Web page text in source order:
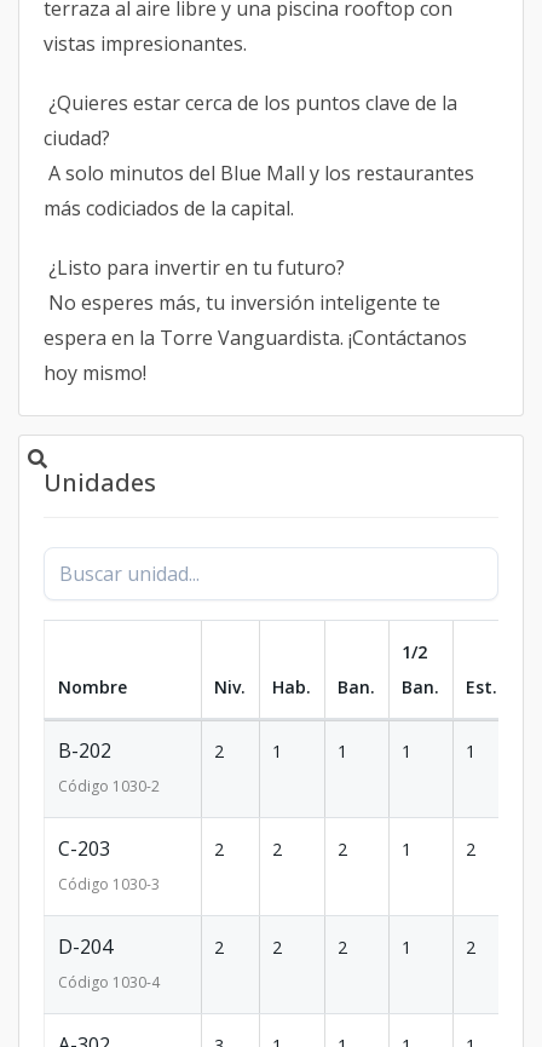
terraza al aire libre y una piscina rooftop con
vistas impresionantes.
¿Quieres estar cerca de los puntos clave de la
ciudad?
A solo minutos del Blue Mall y los restaurantes
más codiciados de la capital.
¿Listo para invertir en tu futuro?
No esperes más, tu inversión inteligente te
espera en la Torre Vanguardista. ¡Contáctanos
hoy mismo!
Unidades
Nombre Niv. Hab. Ban.
1/2
Ban.
Est.
B-202
Código 1030-2
2 1 1 1 1
C-203
Código 1030-3
2 2 2 1 2
D-204
Código 1030-4
2 2 2 1 2